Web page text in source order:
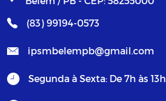
(83) 99194-0573
ipsmbelempb@gmail.com
Segunda à Sexta: De 7h às 13h